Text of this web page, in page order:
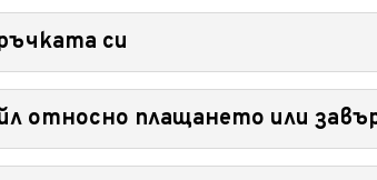
си
възстановяване на сумата.
относно плащането или